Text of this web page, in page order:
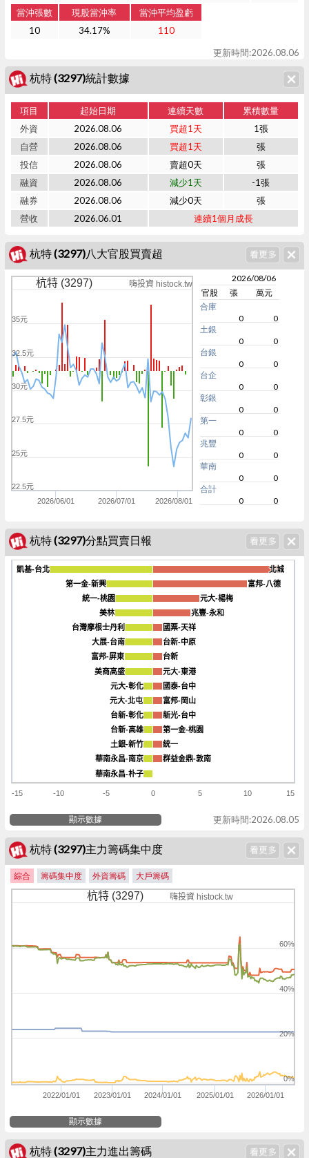
當沖張數 現股當沖率
當沖平均盈虧
10
34.17%
110
更新時間:2026.08.06
杭特 (3297)統計數據
項目 起始日期 連續天數
累積數量
外資
2026.08.06 買超1天
1張
自營
2026.08.06 買超1天
張
投信
2026.08.06 賣超0天
張
融資
2026.08.06 減少1天
-1張
融券
2026.08.06 減少0天
張
營收
2026.06.01 連續1個月成長
杭特 (3297)八大官股買賣超
杭特 (3297) 嗨投資 histock.tw
2026/06/01 2026/07/01 2026/08/01
22.5元
25元
27.5元
30元
32.5元
35元
-160
2026/08/06
官股
張
萬元
合庫
0
0
土銀
0
0
台銀
0
0
台企
0
0
彰銀
0
0
第一
0
0
兆豐
0
0
華南
0
0
合計
0
0
杭特 (3297)分點買賣日報
北城
北城
富邦-八德
富邦-八德
元大-楊梅
元大-楊梅
兆豐-永和
兆豐-永和
國票-天祥
國票-天祥
台新-中原
台新-中原
台新
台新
元大-東港
元大-東港
國泰-台中
國泰-台中
富邦-岡山
富邦-岡山
新光-台中
新光-台中
第一金-桃園
第一金-桃園
統一
統一
群益金鼎-敦南
群益金鼎-敦南
凱基-台北
凱基-台北
第一金-新興
第一金-新興
統一-桃園
統一-桃園
美林
美林
台灣摩根士丹利
台灣摩根士丹利
大展-台南
大展-台南
富邦-屏東
富邦-屏東
美商高盛
美商高盛
元大-彰化
元大-彰化
元大-北屯
元大-北屯
台新-彰化
台新-彰化
台新-高雄
台新-高雄
土銀-新竹
土銀-新竹
華南永昌-南京
華南永昌-南京
華南永昌-朴子
華南永昌-朴子
-15 -10 -5 0 5 10 15
顯示數據 更新時間:2026.08.05
杭特 (3297)主力籌碼集中度
綜合 籌碼集中度 外資籌碼 大戶籌碼
杭特 (3297) 嗨投資 histock.tw
2022/01/01 2023/01/01 2024/01/01 2025/01/01 2026/01/01
0%
20%
40%
60%
顯示數據
杭特 (3297)主力進出籌碼